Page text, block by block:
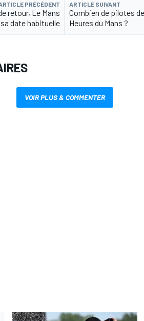
PRÉCÉDENT
retour, Le Mans
date habituelle
ARTICLE SUIVANT
Combien de pilotes
Heures du Mans ?
VOIR PLUS & COMMENTER